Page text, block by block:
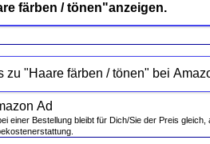
färben / tönen"anzeigen.
Empfehlungen des Mondkalenders zu "Haare färben /
einer Bestellung bleibt für Dich/Sie der Preis gleich,